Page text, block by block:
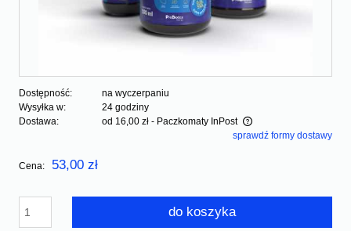
Dostępność:
na wyczerpaniu
Wysyłka w:
24 godziny
Dostawa:
od 16,00 zł - Paczkomaty InPost
Cena nie zawiera ewentualnych kosztów płatnościsprawdź formy dostawy
Cena: 53,00 zł
do koszyka